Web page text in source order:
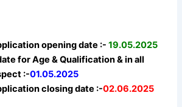
opening date :-19.05.2025
for Age & Qualification & in all
:-01.05.2025
closing date :-02.06.2025